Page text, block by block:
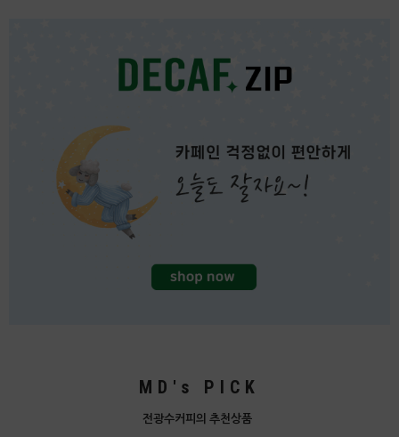
MD's PICK
전광수커피의 추천상품